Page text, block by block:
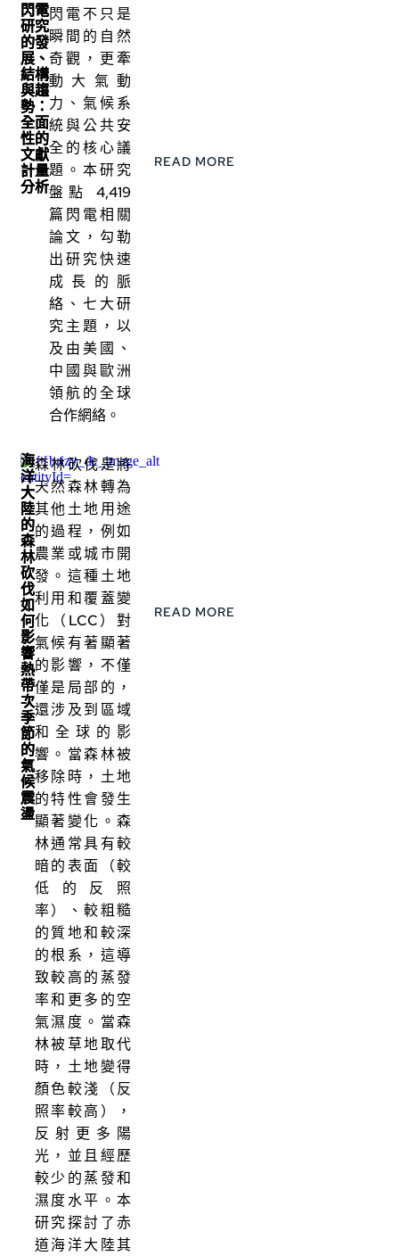
閃電
研究
的發
展、
結構
與趨
勢：
全面
性的
文獻
計量
分析
閃電不只是
瞬間的自然
奇觀，更牽
動大氣動
力、氣候系
統與公共安
全的核心議
題。本研究
盤點 4,419
篇閃電相關
論文，勾勒
出研究快速
成長的脈
絡、七大研
究主題，以
及由美國、
中國與歐洲
領航的全球
合作網絡。
READ MORE
海
洋
大
陸
的
森
林
砍
伐
如
何
影
響
熱
帶
次
季
節
的
氣
候
震
盪
森林砍伐是將
天然森林轉為
其他土地用途
的過程，例如
農業或城市開
發。這種土地
利用和覆蓋變
化（LCC）對
氣候有著顯著
的影響，不僅
僅是局部的，
還涉及到區域
和全球的影
響。當森林被
移除時，土地
的特性會發生
顯著變化。森
林通常具有較
暗的表面（較
低的反照
率）、較粗糙
的質地和較深
的根系，這導
致較高的蒸發
率和更多的空
氣濕度。當森
林被草地取代
時，土地變得
顏色較淺（反
照率較高），
反射更多陽
光，並且經歷
較少的蒸發和
濕度水平。本
研究探討了赤
道海洋大陸其
READ MORE